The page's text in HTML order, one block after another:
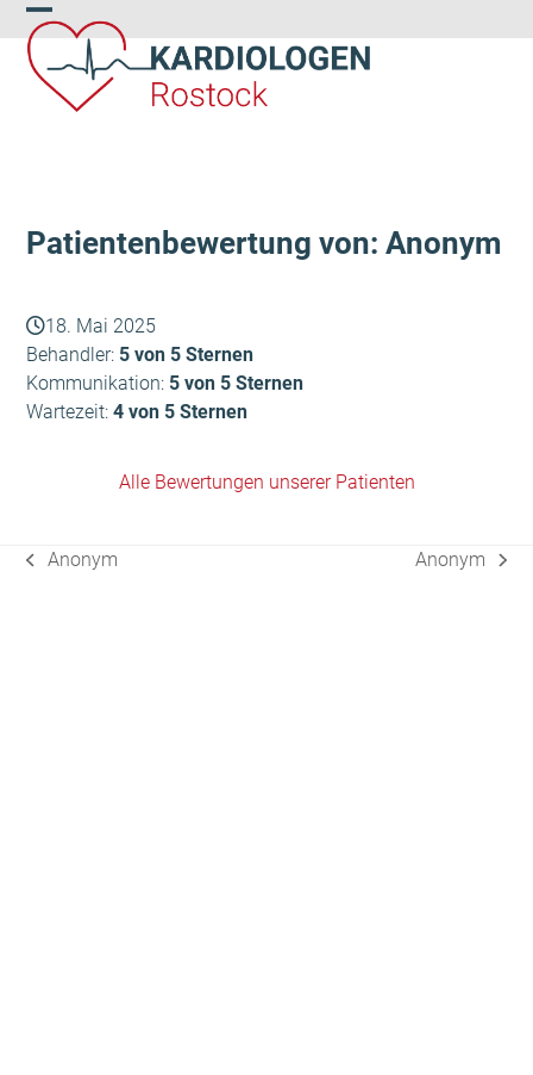
Skip
to
content
Open
mobile
menu
Close
mobile
menu
Patientenbewertung von: Anonym
18. Mai 2025
Behandler: 5 von 5 Sternen
Kommunikation: 5 von 5 Sternen
Wartezeit:4 von 5 Sternen
Alle Bewertungen unserer Patienten
vorheriger
Anonym
Nächster
Anonym